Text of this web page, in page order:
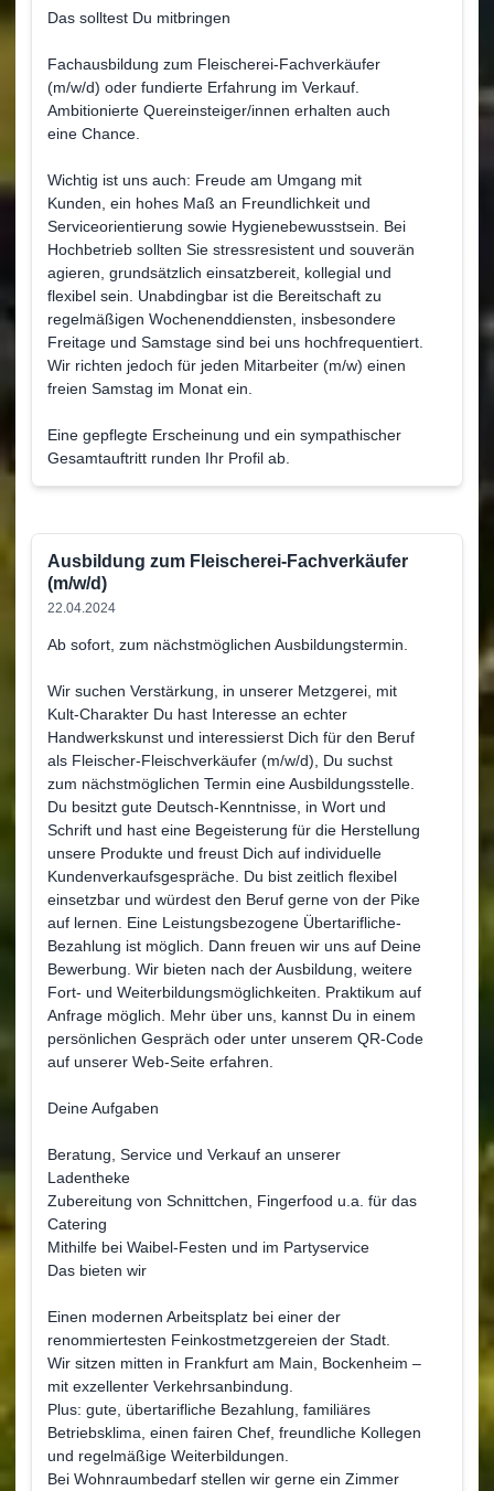
Das solltest Du mitbringen
Fachausbildung zum Fleischerei-Fachverkäufer
(m/w/d) oder fundierte Erfahrung im Verkauf.
Ambitionierte Quereinsteiger/innen erhalten auch
eine Chance.
Wichtig ist uns auch: Freude am Umgang mit
Kunden, ein hohes Maß an Freundlichkeit und
Serviceorientierung sowie Hygienebewusstsein. Bei
Hochbetrieb sollten Sie stressresistent und souverän
agieren, grundsätzlich einsatzbereit, kollegial und
flexibel sein. Unabdingbar ist die Bereitschaft zu
regelmäßigen Wochenenddiensten, insbesondere
Freitage und Samstage sind bei uns hochfrequentiert.
Wir richten jedoch für jeden Mitarbeiter (m/w) einen
freien Samstag im Monat ein.
Eine gepflegte Erscheinung und ein sympathischer
Gesamtauftritt runden Ihr Profil ab.
Ausbildung zum Fleischerei-Fachverkäufer
(m/w/d)
22.04.2024
Ab sofort, zum nächstmöglichen Ausbildungstermin.
Wir suchen Verstärkung, in unserer Metzgerei, mit
Kult-Charakter Du hast Interesse an echter
Handwerkskunst und interessierst Dich für den Beruf
als Fleischer-Fleischverkäufer (m/w/d), Du suchst
zum nächstmöglichen Termin eine Ausbildungsstelle.
Du besitzt gute Deutsch-Kenntnisse, in Wort und
Schrift und hast eine Begeisterung für die Herstellung
unsere Produkte und freust Dich auf individuelle
Kundenverkaufsgespräche. Du bist zeitlich flexibel
einsetzbar und würdest den Beruf gerne von der Pike
auf lernen. Eine Leistungsbezogene Übertarifliche-
Bezahlung ist möglich. Dann freuen wir uns auf Deine
Bewerbung. Wir bieten nach der Ausbildung, weitere
Fort- und Weiterbildungsmöglichkeiten. Praktikum auf
Anfrage möglich. Mehr über uns, kannst Du in einem
persönlichen Gespräch oder unter unserem QR-Code
auf unserer Web-Seite erfahren.
Deine Aufgaben
Beratung, Service und Verkauf an unserer
Ladentheke
Zubereitung von Schnittchen, Fingerfood u.a. für das
Catering
Mithilfe bei Waibel-Festen und im Partyservice
Das bieten wir
Einen modernen Arbeitsplatz bei einer der
renommiertesten Feinkostmetzgereien der Stadt.
Wir sitzen mitten in Frankfurt am Main, Bockenheim –
mit exzellenter Verkehrsanbindung.
Plus: gute, übertarifliche Bezahlung, familiäres
Betriebsklima, einen fairen Chef, freundliche Kollegen
und regelmäßige Weiterbildungen.
Bei Wohnraumbedarf stellen wir gerne ein Zimmer